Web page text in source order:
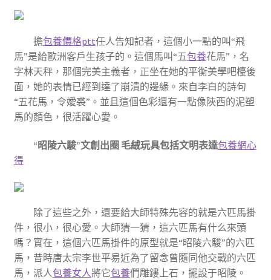
擔包養價格ptt任人告知記者，這個小一點的叫“飛
馬”是給歐洲客戶生孩子的。這個馬叫“五包養花馬”，名
字林天秤，那個完美主義者，正坐在她的平衡美學吧檯後
面，她的表情已經到達了崩潰的邊緣。來自李白的詩句
“五花馬，令嬡裘”。並且這個色彩還有一點像陜西的泥塑
馬的顏色，很活躍心愛。
“昭陵六駿”文創出圈 毛絨玩具包括文明表達包養網心
得
除了這些之外，還要給大師特殊先容的就是六匹馬掛
件，很小，很心愛。大師猜一猜，這六匹馬有什么來頭
嗎？實在，這個六匹馬掛件的原型就是“昭陵六駿”的六匹
馬，昔時唐太宗李世平易近為了留念曾隨同他交戰的六匹
馬，派人包養女人將它包養們雕鏤上石，擺設于昭陵。